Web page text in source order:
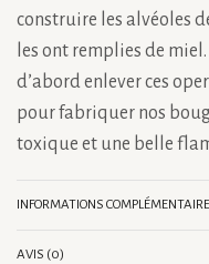
construire les alvéoles
les ont remplies de
d’abord enlever ces
pour fabriquer nos
toxique et une belle
INFORMATIONS
AVIS (0)